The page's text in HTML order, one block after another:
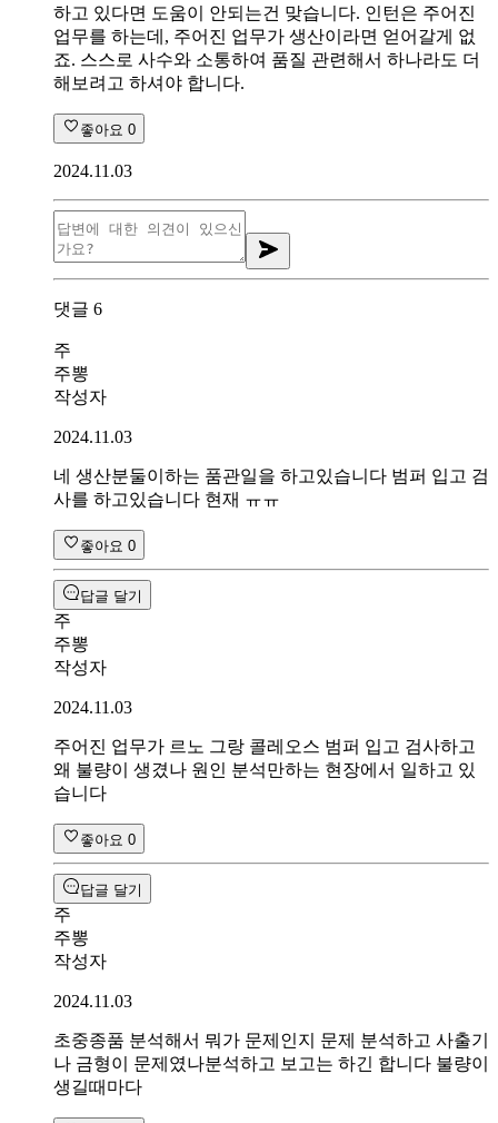
하고 있다면 도움이 안되는건 맞습니다. 인턴은 주어진
업무를 하는데, 주어진 업무가 생산이라면 얻어갈게 없
죠. 스스로 사수와 소통하여 품질 관련해서 하나라도 더
해보려고 하셔야 합니다.
좋아요 0
2024.11.03
댓글 6
주
주뽕
작성자
2024.11.03
네 생산분둘이하는 품관일을 하고있습니다 범퍼 입고 검
사를 하고있습니다 현재 ㅠㅠ
좋아요 0
답글 달기
주
주뽕
작성자
2024.11.03
주어진 업무가 르노 그랑 콜레오스 범퍼 입고 검사하고
왜 불량이 생겼나 원인 분석만하는 현장에서 일하고 있
습니다
좋아요 0
답글 달기
주
주뽕
작성자
2024.11.03
초중종품 분석해서 뭐가 문제인지 문제 분석하고 사출기
나 금형이 문제였나분석하고 보고는 하긴 합니다 불량이
생길때마다